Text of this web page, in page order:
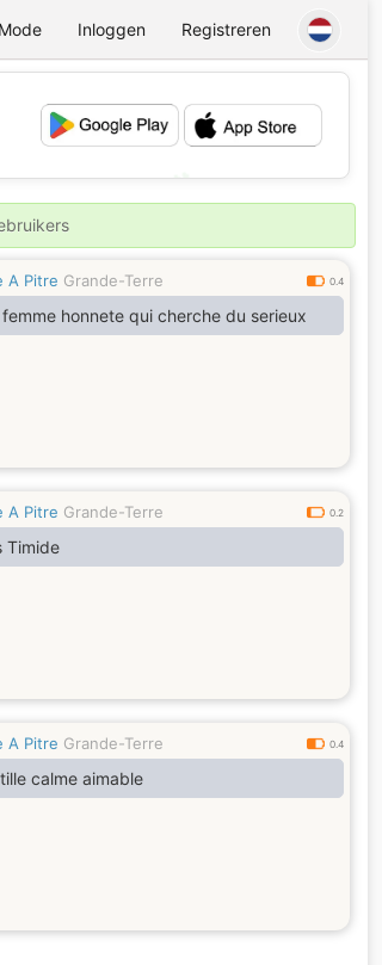
Mode Inloggen Registreren
A Pitre Grande-Terre 0.4
femme honnete qui cherche du serieux
A Pitre Grande-Terre 0.2
Timide
A Pitre Grande-Terre 0.4
calme aimable